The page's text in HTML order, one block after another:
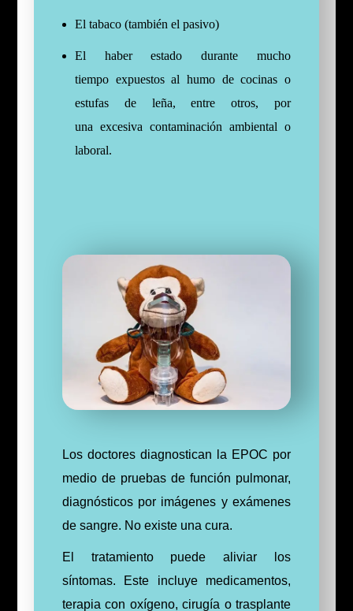
El tabaco (también el pasivo)
El haber estado durante mucho
tiempo expuestos al humo de cocinas o
estufas de leña, entre otros, por
una excesiva contaminación ambiental o
laboral.
Los doctores diagnostican la EPOC por
medio de pruebas de función pulmonar,
diagnósticos por imágenes y exámenes
de sangre. No existe una cura.
El tratamiento puede aliviar los
síntomas. Este incluye medicamentos,
terapia con oxígeno, cirugía o trasplante